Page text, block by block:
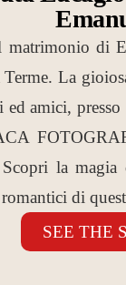
matrimonio di
Terme. La
amici,
la
di
SEE THE